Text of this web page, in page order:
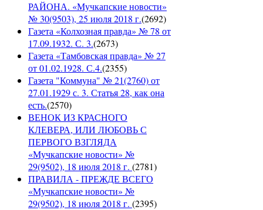
РАЙОНА. «Мучкапские новости»
№ 30(9503), 25 июля 2018 г.(2692)
Газета «Колхозная правда» № 78 от
17.09.1932. С. 3.(2673)
Газета «Тамбовская правда» № 27
от 01.02.1928. С.4.(2355)
Газета "Коммуна" № 21(2760) от
27.01.1929 с. 3. Статья 28, как она
есть.(2570)
ВЕНОК ИЗ КРАСНОГО
КЛЕВЕРА, ИЛИ ЛЮБОВЬ С
ПЕРВОГО ВЗГЛЯДА
«Мучкапские новости» №
29(9502), 18 июля 2018 г. (2781)
ПРАВИЛА - ПРЕЖДЕ ВСЕГО
«Мучкапские новости» №
29(9502), 18 июля 2018 г. (2395)